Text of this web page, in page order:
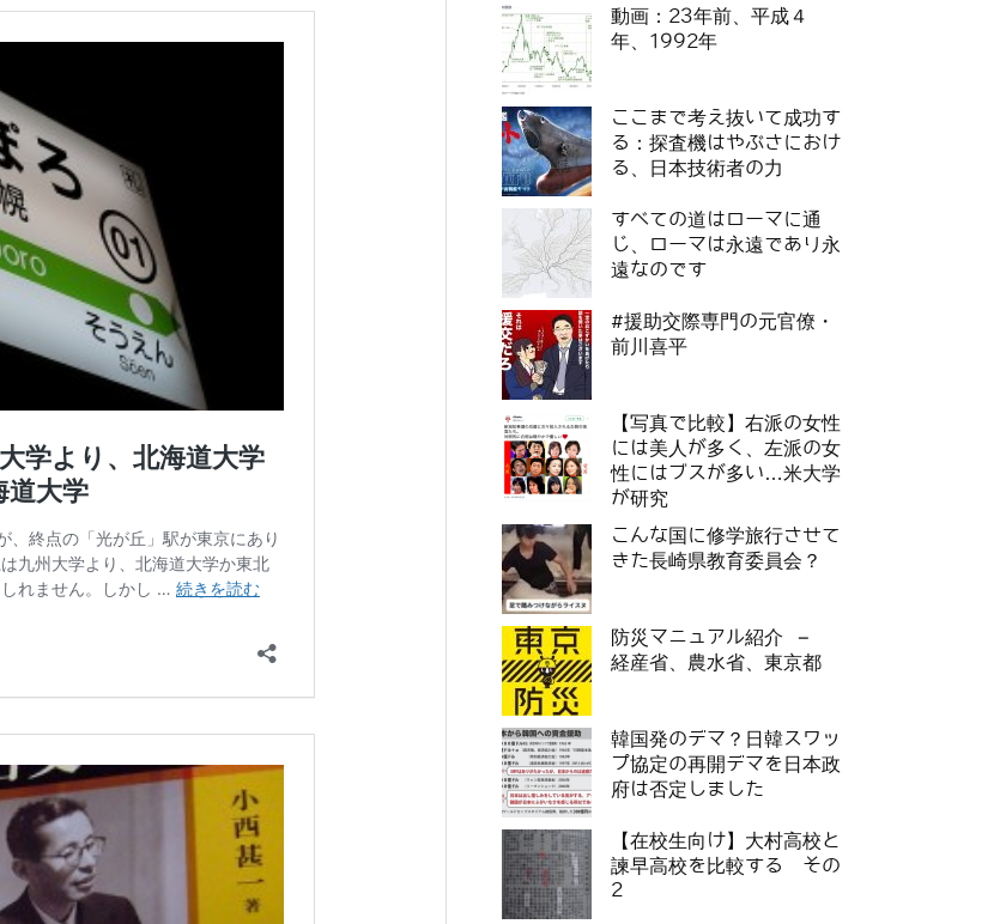
動画：23年前、平成４
年、1992年
ここまで考え抜いて成功す
る：探査機はやぶさにおけ
る、日本技術者の力
すべての道はローマに通
じ、ローマは永遠であり永
遠なのです
#援助交際専門の元官僚・
前川喜平
【写真で比較】右派の女性
には美人が多く、左派の女
性にはブスが多い…米大学
が研究
こんな国に修学旅行させて
きた長崎県教育委員会？
防災マニュアル紹介 –
経産省、農水省、東京都
韓国発のデマ？日韓スワッ
プ協定の再開デマを日本政
府は否定しました
【在校生向け】大村高校と
諫早高校を比較する その
2